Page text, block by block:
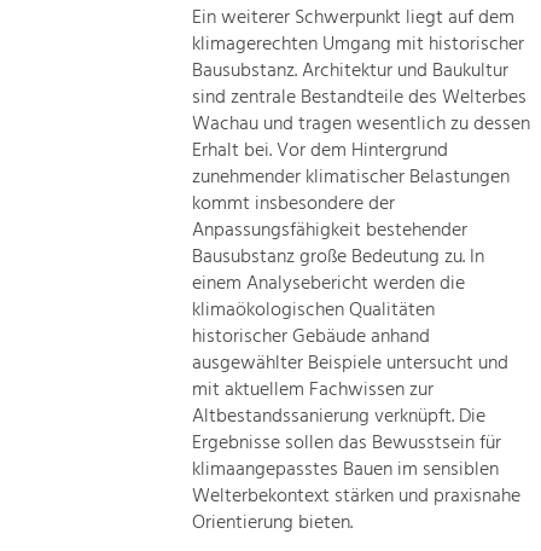
Ein weiterer Schwerpunkt liegt auf dem
klimagerechten Umgang mit historischer
Bausubstanz. Architektur und Baukultur
sind zentrale Bestandteile des Welterbes
Wachau und tragen wesentlich zu dessen
Erhalt bei. Vor dem Hintergrund
zunehmender klimatischer Belastungen
kommt insbesondere der
Anpassungsfähigkeit bestehender
Bausubstanz große Bedeutung zu. In
einem Analysebericht werden die
klimaökologischen Qualitäten
historischer Gebäude anhand
ausgewählter Beispiele untersucht und
mit aktuellem Fachwissen zur
Altbestandssanierung verknüpft. Die
Ergebnisse sollen das Bewusstsein für
klimaangepasstes Bauen im sensiblen
Welterbekontext stärken und praxisnahe
Orientierung bieten.